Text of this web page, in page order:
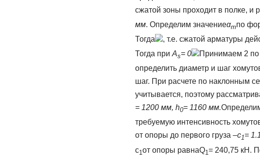
сжатой зоны проходит в полке, и
мм. Определим значениеαmпо
Тогда
, т.е. сжатой арматуры
Тогда при As= 0 Принимаем 2
определить диаметр и шаг
шаг. При расчете по наклонным
учитывается, поэтому
= 1200 мм, h0= 1160 мм.
требуемую интенсивность
от опоры до первого груза –c1=
c1 от опоры равнаQ1 = 240,75 кН.